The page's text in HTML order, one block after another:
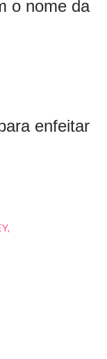
o nome da
enfeitar